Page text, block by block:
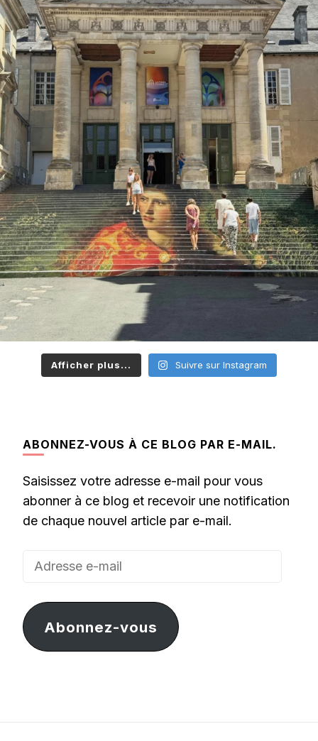
Afficher plus... Suivre sur Instagram
ABONNEZ-VOUS À CE BLOG PAR E-MAIL.
Saisissez votre adresse e-mail pour vous
abonner à ce blog et recevoir une notification
de chaque nouvel article par e-mail.
Adresse
mail
Abonnez-vous